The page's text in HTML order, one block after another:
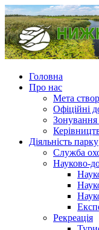
Головна
Про нас
Мета
Офіційні
Зонування
Діяльність парку
Служба
Науково-
Рекреація